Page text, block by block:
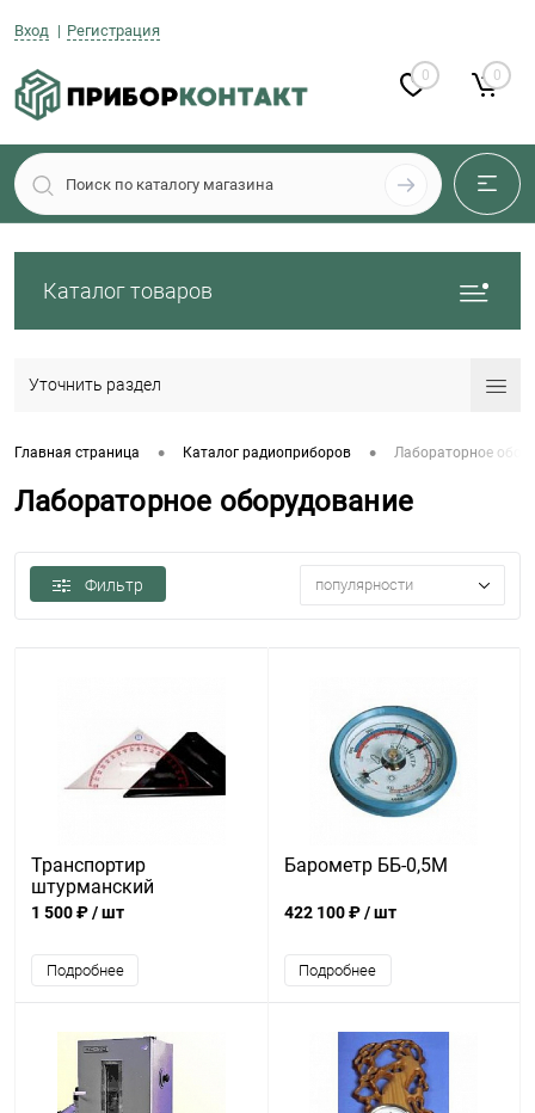
Вход Регистрация
0 0
Каталог товаров
Уточнить раздел
Главная страница • Каталог радиоприборов • Лабораторное
Лабораторное оборудование
Фильтр популярности
Транспортир
штурманский
1 500 ₽/ шт
Подробнее
Барометр ББ-0,5М
422 100 ₽/ шт
Подробнее